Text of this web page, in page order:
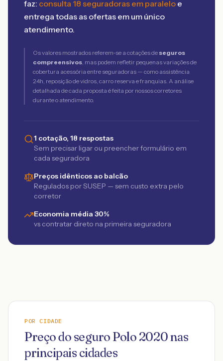
faz: consulta 18 seguradoras em paralelo e
entrega todas as ofertas em um único
atendimento.
Os valores mostrados referem-se a cotações de seguros
compreensivos, mas podem refletir pequenas variações de
cobertura acessória entre seguradoras — como assistência
24h, reposição de vidros, carro reserva e franquias. A análise
detalhada de cada proposta é feita por nossos corretores
durante o atendimento.
1 cotação, 18 respostas
Sem precisar ligar ou preencher formulário em
cada seguradora
Preços idênticos ao balcão
Regulados por SUSEP — sem custo extra pelo
corretor
Economia média 30%
vs contratar direto na primeira seguradora
POR CIDADE
Preço do seguro Polo 2020nas
principais cidades